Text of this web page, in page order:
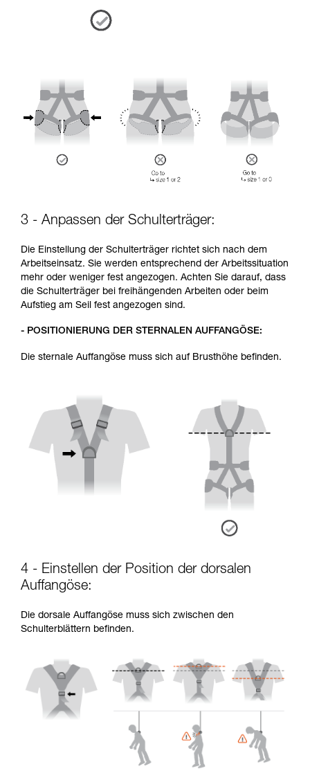
3 - Anpassen der Schulterträger:
Die Einstellung der Schulterträger richtet sich nach dem
Arbeitseinsatz. Sie werden entsprechend der Arbeitssituation
mehr oder weniger fest angezogen. Achten Sie darauf, dass
die Schulterträger bei freihängenden Arbeiten oder beim
Aufstieg am Seil fest angezogen sind.
- POSITIONIERUNG DER STERNALEN AUFFANGÖSE:
Die sternale Auffangöse muss sich auf Brusthöhe befinden.
4 - Einstellen der Position der dorsalen
Auffangöse:
Die dorsale Auffangöse muss sich zwischen den
Schulterblättern befinden.